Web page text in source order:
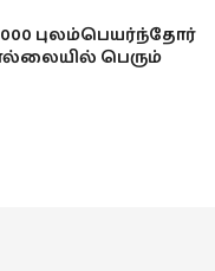
புலம்பெயர்ந்தோர்
பெரும்